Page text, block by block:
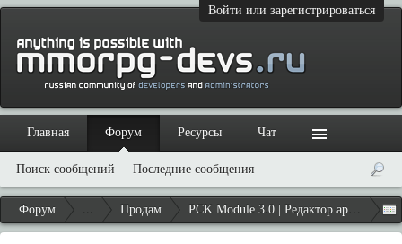
Войти или зарегистрироваться
Форум ... Продам PCK Module 3.0 | Редактор архивов
Главная Форум
Поиск сообщений Последние сообщения
Ресурсы Чат